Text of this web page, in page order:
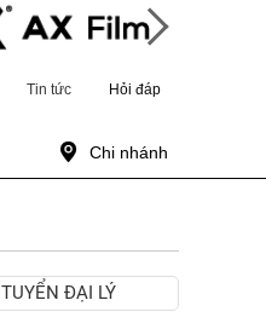
Tin tức Hỏi đáp
Chi nhánh
TUYỂN ĐẠI LÝ